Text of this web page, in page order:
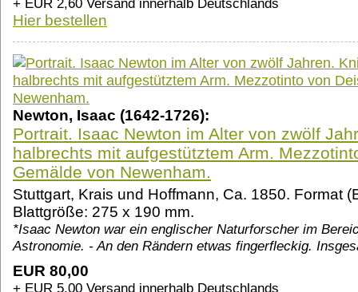
+ EUR 2,60 Versand innerhalb Deutschlands
Hier bestellen
Newton, Isaac (1642-1726):
Portrait. Isaac Newton im Alter von zwölf
halbrechts mit aufgestütztem Arm.
Gemälde von Newenham.
Stuttgart, Krais und Hoffmann, Ca. 1850. Format
Blattgröße: 275 x 190 mm.
*Isaac Newton war ein englischer Naturforscher im
Astronomie. - An den Rändern etwas fingerfleckig.
EUR 80,00
+ EUR 5,00 Versand innerhalb Deutschlands